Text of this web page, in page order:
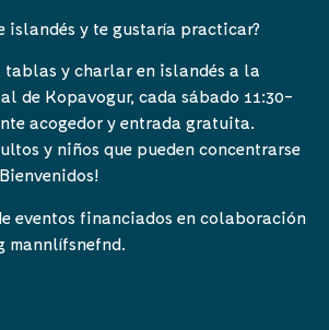
islandés y te gustaría practicar?
tablas y charlar en islandés a la
de Kopavogur, cada sábado 11:30-
acogedor y entrada gratuita.
y niños que pueden concentrarse
eventos financiados en colaboración
mannlífsnefnd.